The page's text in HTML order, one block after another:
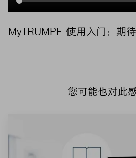
MyTRUMPF 使用入门：期
您可能也对此